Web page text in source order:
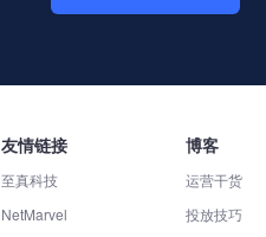
友情链接
至真科技
NetMarvel
博客
运营干货
投放技巧